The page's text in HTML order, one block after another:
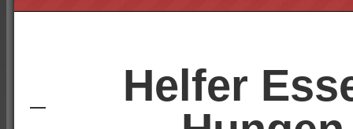
Helfer